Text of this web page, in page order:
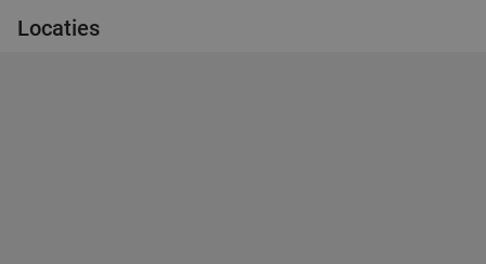
Locaties